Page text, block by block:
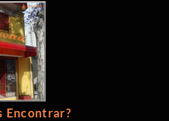
Encontrar?